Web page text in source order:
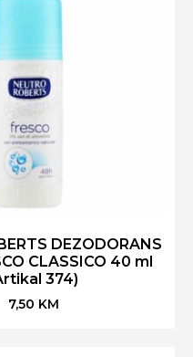
DEZODORANS
CLASSICO 40 ml
374)
7,50 KM